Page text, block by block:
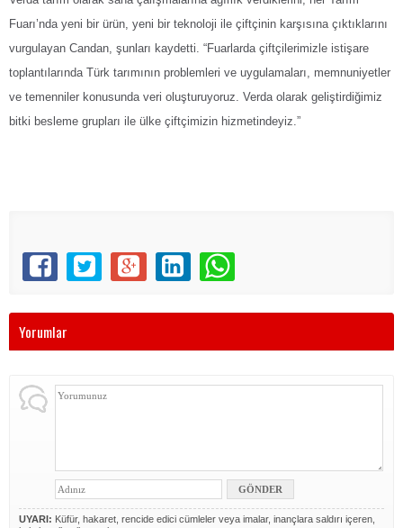
Fuarı’nda yeni bir ürün, yeni bir teknoloji ile çiftçinin karşısına çıktıklarını
vurgulayan Candan, şunları kaydetti. “Fuarlarda çiftçilerimizle istişare
toplantılarında Türk tarımının problemleri ve uygulamaları, memnuniyetler
ve temenniler konusunda veri oluşturuyoruz. Verda olarak geliştirdiğimiz
bitki besleme grupları ile ülke çiftçimizin hizmetindeyiz.”
Yorumlar
UYARI: Küfür, hakaret, rencide edici cümleler veya imalar, inançlara saldırı içeren,